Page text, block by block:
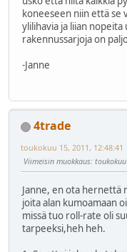
koneeseen niin että se
ylilihavia ja liian
rakennussarjoja on
-Janne
4trade
toukokuu 15, 2011, 12:48:41
Viimeisin muokkaus:
Janne, en ota hernettä
joita alan kumoamaan
missä tuo roll-rate oli
tarpeeksi,heh heh.